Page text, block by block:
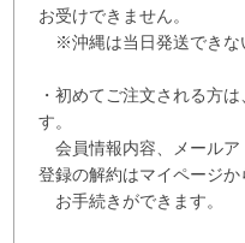
お受けできません。
※沖縄は当日発送できな
・初めてご注文される方
す。
会員情報内容、メールア
登録の解約はマイページか
お手続きができます。